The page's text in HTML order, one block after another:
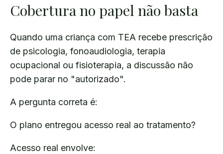
Cobertura no papel não basta
Quando uma criança com TEA recebe prescrição
de psicologia, fonoaudiologia, terapia
ocupacional ou fisioterapia, a discussão não
pode parar no "autorizado".
A pergunta correta é:
O plano entregou acesso real ao tratamento?
Acesso real envolve: